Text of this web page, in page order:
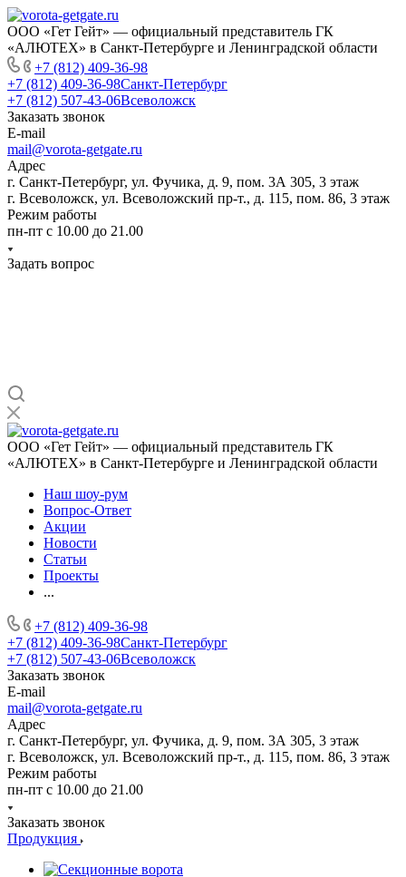
ООО «Гет Гейт» — официальный представитель ГК
«АЛЮТЕХ» в Санкт-Петербурге и Ленинградской области
+7 (812) 409-36-98
+7 (812) 409-36-98Санкт-Петербург
+7 (812) 507-43-06Всеволожск
Заказать звонок
E-mail
mail@vorota-getgate.ru
Адрес
г. Санкт-Петербург, ул. Фучика, д. 9, пом. 3А 305, 3 этаж
г. Всеволожск, ул. Всеволожский пр-т., д. 115, пом. 86, 3 этаж
Режим работы
пн-пт c 10.00 до 21.00
Задать вопрос
ООО «Гет Гейт» — официальный представитель ГК
«АЛЮТЕХ» в Санкт-Петербурге и Ленинградской области
Наш шоу-рум
Вопрос-Ответ
Акции
Новости
Статьи
Проекты
...
+7 (812) 409-36-98
+7 (812) 409-36-98Санкт-Петербург
+7 (812) 507-43-06Всеволожск
Заказать звонок
E-mail
mail@vorota-getgate.ru
Адрес
г. Санкт-Петербург, ул. Фучика, д. 9, пом. 3А 305, 3 этаж
г. Всеволожск, ул. Всеволожский пр-т., д. 115, пом. 86, 3 этаж
Режим работы
пн-пт c 10.00 до 21.00
Заказать звонок
Продукция